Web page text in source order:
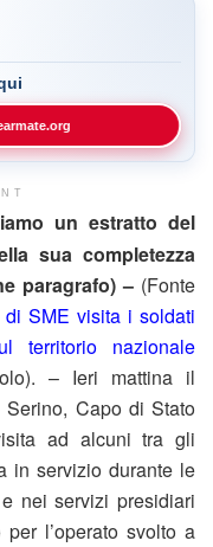
un estratto del
sua completezza
paragrafo) – (Fonte
di SME visita i soldati
territorio nazionale
– Ieri mattina il
Serino, Capo di Stato
ad alcuni tra gli
in servizio durante le
nei servizi presidiari
l’operato svolto a